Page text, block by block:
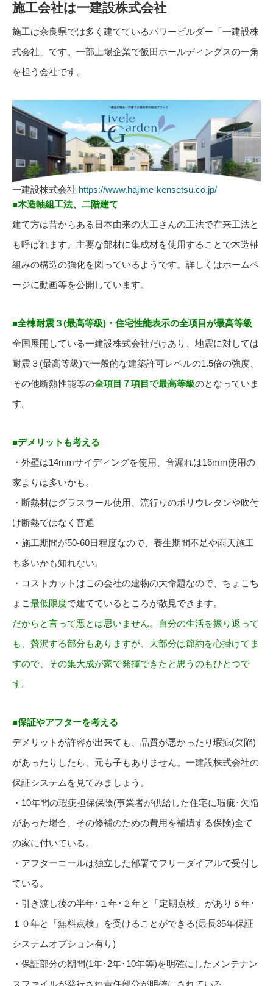
施工会社は一建設株式会社
施工は奈良県では多く建てているパワービルダー「一建設株
式会社」です。一部上場企業で飯田ホールディングスの一角
を担う会社です。
一建設株式会社 https://www.hajime-kensetsu.co.jp/
■木造軸組工法、二階建て
建て方は昔からある日本由来の大工さんの工法で在来工法と
も呼ばれます。主要な部材に集成材を使用することで木造軸
組みの構造の強化を図っているようです。詳しくはホームペ
ージに動画等を公開しています。
■全棟耐震３(最高等級)・住宅性能表示の全項目が最高等級
全国展開している一建設株式会社だけあり、地震に対しては
耐震３(最高等級)で一般的な建築許可レベルの1.5倍の強度、
その他断熱性能等の全項目７項目で最高等級のとなっていま
す。
■デメリットも考える
・外壁は14mmサイディングを使用、音漏れは16mm使用の
家よりは多いかも。
・断熱材はグラスウール使用、流行りのポリウレタンや吹付
け断熱ではなく普通
・施工期間が50-60日程度なので、養生期間不足や雨天施工
も多いかも知れない。
・コストカットはこの会社の建物の大命題なので、ちょこち
ょこ 最低限度で建てているところが散見できます。
だからと言って悪とは思いません。自分の生活を振り返って
も、贅沢する部分もありますが、大部分は節約を心掛けてま
すので、その集大成が家で発揮できたと思うのもひとつで
す。
■保証やアフターを考える
デメリットが許容が出来ても、品質が悪かったり瑕疵(欠陥)
があったりしたら、元も子もありません。一建設株式会社の
保証システムを見てみましょう。
・10年間の瑕疵担保保険(事業者が供給した住宅に瑕疵･欠陥
があった場合、その修補のための費用を補填する保険)全て
の家に付いている。
・アフターコールは独立した部署でフリーダイアルで受付し
ている。
・引き渡し後の半年･１年･２年と「定期点検」があり５年･
１０年と「無料点検」を受けることができる(最長35年保証
システムオプション有り)
・保証部分の期間(1年･2年･10年等)を明確にしたメンテナン
スファイルが発行され責任部分が明確にされている。